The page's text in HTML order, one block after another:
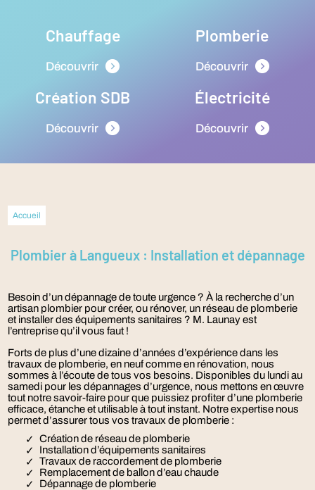
Chauffage
Découvrir
Plomberie
Découvrir
Création SDB
Découvrir
Électricité
Découvrir
Accueil
Plombier à Langueux : Installation et dépannage
Besoin d’un dépannage de toute urgence ? À la recherche d’un
artisan plombier pour créer, ou rénover, un réseau de plomberie
et installer des équipements sanitaires ? M. Launay est
l’entreprise qu’il vous faut !
Forts de plus d’une dizaine d’années d’expérience dans les
travaux de plomberie, en neuf comme en rénovation, nous
sommes à l’écoute de tous vos besoins. Disponibles du lundi au
samedi pour les dépannages d’urgence, nous mettons en œuvre
tout notre savoir-faire pour que puissiez profiter d’une plomberie
efficace, étanche et utilisable à tout instant. Notre expertise nous
permet d’assurer tous vos travaux de plomberie :
Création de réseau de plomberie
Installation d’équipements sanitaires
Travaux de raccordement de plomberie
Remplacement de ballon d’eau chaude
Dépannage de plomberie